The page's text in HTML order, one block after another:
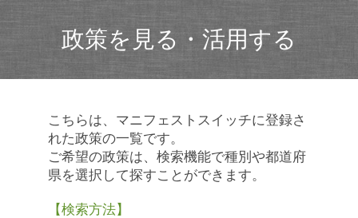
政策を見る・活用する
こちらは、マニフェストスイッチに登録さ
れた政策の一覧です。
ご希望の政策は、検索機能で種別や都道府
県を選択して探すことができます。
【検索方法】